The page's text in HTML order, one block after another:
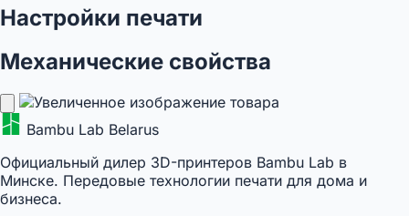
Настройки печати
Механические свойства
Bambu Lab Belarus
Официальный дилер 3D-принтеров Bambu Lab в
Минске. Передовые технологии печати для дома и
бизнеса.